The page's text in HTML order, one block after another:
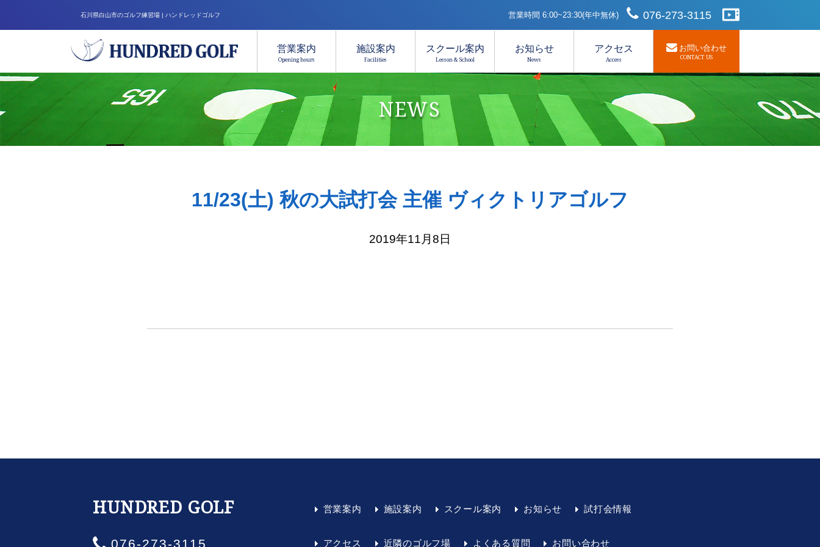
石川県白山市のゴルフ練習場 | ハンドレッドゴルフ 営業時間 6:00~23:30(年中無休) 076-273-3115
営業案内
Opening hours
施設案内
Facilities
スクール案内
Lesson & School
お知らせ
News
アクセス
Access
お問い合わせ
CONTACT US
NEWS
11/23(土) 秋の大試打会 主催 ヴィクトリアゴルフ
2019年11月8日
HUNDRED GOLF
076-273-3115
営業案内 施設案内 スクール案内 お知らせ 試打会情報
アクセス 近隣のゴルフ場 よくある質問 お問い合わせ